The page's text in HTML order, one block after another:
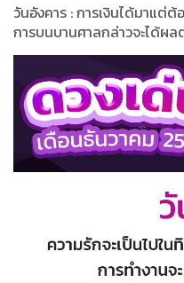
วันอังคาร : การเงินได้มาแต่
การบนบานศาลกล่าวจะได้ผ